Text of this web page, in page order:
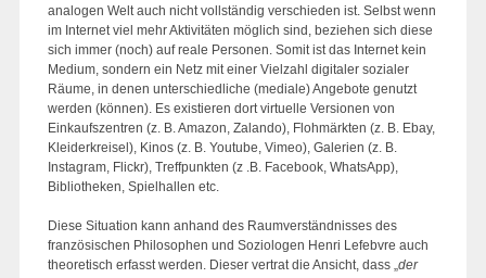
analogen Welt auch nicht vollständig verschieden ist. Selbst wenn
im Internet viel mehr Aktivitäten möglich sind, beziehen sich diese
sich immer (noch) auf reale Personen. Somit ist das Internet kein
Medium, sondern ein Netz mit einer Vielzahl digitaler sozialer
Räume, in denen unterschiedliche (mediale) Angebote genutzt
werden (können). Es existieren dort virtuelle Versionen von
Einkaufszentren (z. B. Amazon, Zalando), Flohmärkten (z. B. Ebay,
Kleiderkreisel), Kinos (z. B. Youtube, Vimeo), Galerien (z. B.
Instagram, Flickr), Treffpunkten (z .B. Facebook, WhatsApp),
Bibliotheken, Spielhallen etc.
Diese Situation kann anhand des Raumverständnisses des
französischen Philosophen und Soziologen Henri Lefebvre auch
theoretisch erfasst werden. Dieser vertrat die Ansicht, dass „der